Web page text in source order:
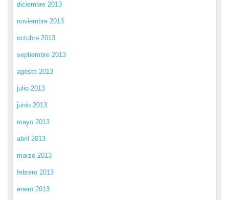
diciembre 2013
noviembre 2013
octubre 2013
septiembre 2013
agosto 2013
julio 2013
junio 2013
mayo 2013
abril 2013
marzo 2013
febrero 2013
enero 2013